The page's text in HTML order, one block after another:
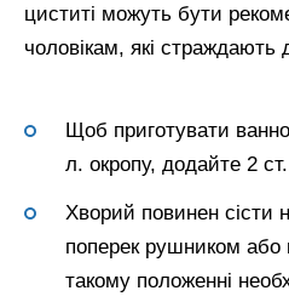
циститі можуть бути
чоловікам, які
Щоб приготувати
л. окропу, додайте 2
Хворий повинен сісти
поперек рушником
такому положенні